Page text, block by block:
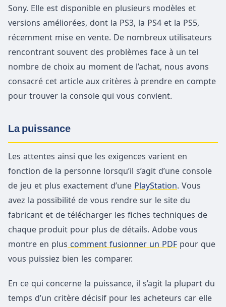
Sony. Elle est disponible en plusieurs modèles et
versions améliorées, dont la PS3, la PS4 et la PS5,
récemment mise en vente. De nombreux utilisateurs
rencontrant souvent des problèmes face à un tel
nombre de choix au moment de l’achat, nous avons
consacré cet article aux critères à prendre en compte
pour trouver la console qui vous convient.
La puissance
Les attentes ainsi que les exigences varient en
fonction de la personne lorsqu’il s’agit d’une console
de jeu et plus exactement d’une PlayStation. Vous
avez la possibilité de vous rendre sur le site du
fabricant et de télécharger les fiches techniques de
chaque produit pour plus de détails. Adobe vous
montre en plus comment fusionner un PDF pour que
vous puissiez bien les comparer.
En ce qui concerne la puissance, il s’agit la plupart du
temps d’un critère décisif pour les acheteurs car elle